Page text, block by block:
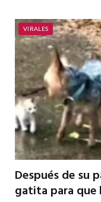
VIRALES
Después de su
gatita para que